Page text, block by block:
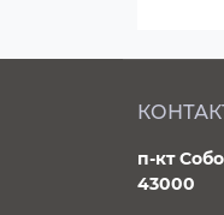
п-кт
43000